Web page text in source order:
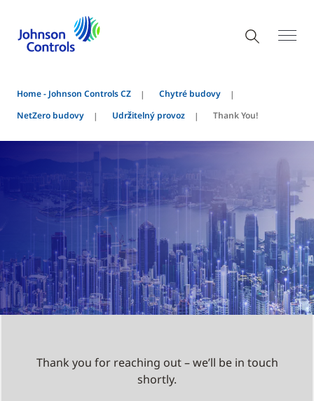
Home - Johnson Controls CZ
Chytré budovy
NetZero budovy
Udržitelný provoz Thank You!
Thank you for reaching out – we’ll be in touch
shortly.